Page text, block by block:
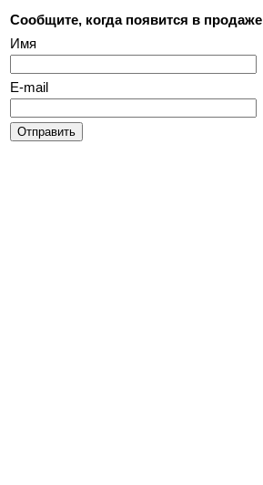
Сообщите, когда появится в продаже
Имя
E-mail